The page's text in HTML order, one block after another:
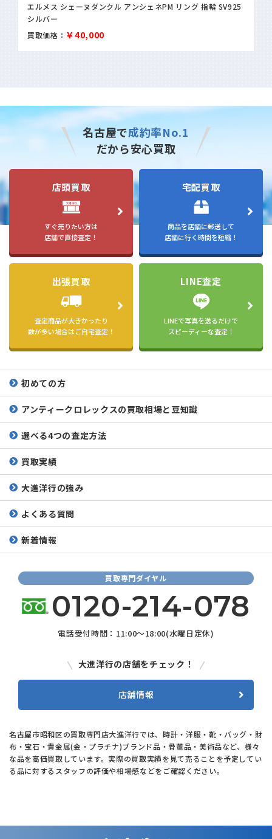
SV925
ハードウェア スモールリンク ブレスレット SV925
名古屋で成約率No.1
だから安心買取
店頭買取
すぐ売りたい方は
店舗で直接査定！
宅配買取
商品を店舗に郵送して
店舗に行く時間を短縮！
出張買取
査定商品が大きかったり
数が多い場合はご自宅査定！
LINE査定
LINEで写真を送るだけで
スピーディーな査定！
初めての方
アンティークロレックスの買取相場と豆知識
選べる4つの査定方法
買取実績
大進洋行の強み
よくある質問
新着情報
買取専門ダイヤル
0120-214-078
電話受付時間：11:00～18:00(水曜日定休)
大進洋行の店舗をチェック！
店舗情報
名古屋市昭和区の買取専門店大進洋行では、時計・洋服・靴・バッグ・財
布・宝石・貴金属(金・プラチナ)ブランド品・骨董品・美術品など、様々
な品を高価買取しています。実際の買取実績を見て売ることを予定してい
る品に対するスタッフの評価や相場感などをご確認ください。